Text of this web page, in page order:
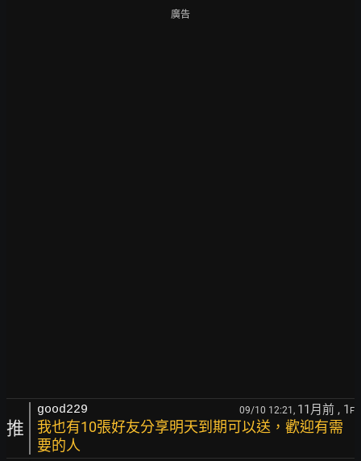
廣告
推
good229 09/10 12:21, 11月前 , 1 F
我也有10張好友分享明天到期可以送，歡迎有需
要的人